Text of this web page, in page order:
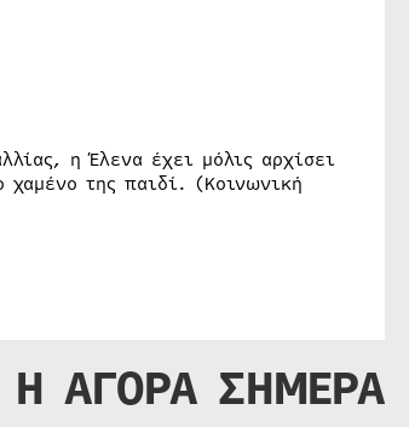
η Έλενα έχει μόλις αρχίσει
της παιδί. (Κοινωνική
Η ΑΓΟΡΑ ΣΗΜΕΡΑ